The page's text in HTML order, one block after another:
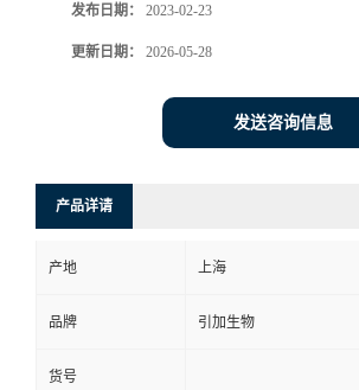
发布日期： 2023-02-23
更新日期： 2026-05-28
发送咨询信息
产品详请
产地 上海
品牌 引加生物
货号